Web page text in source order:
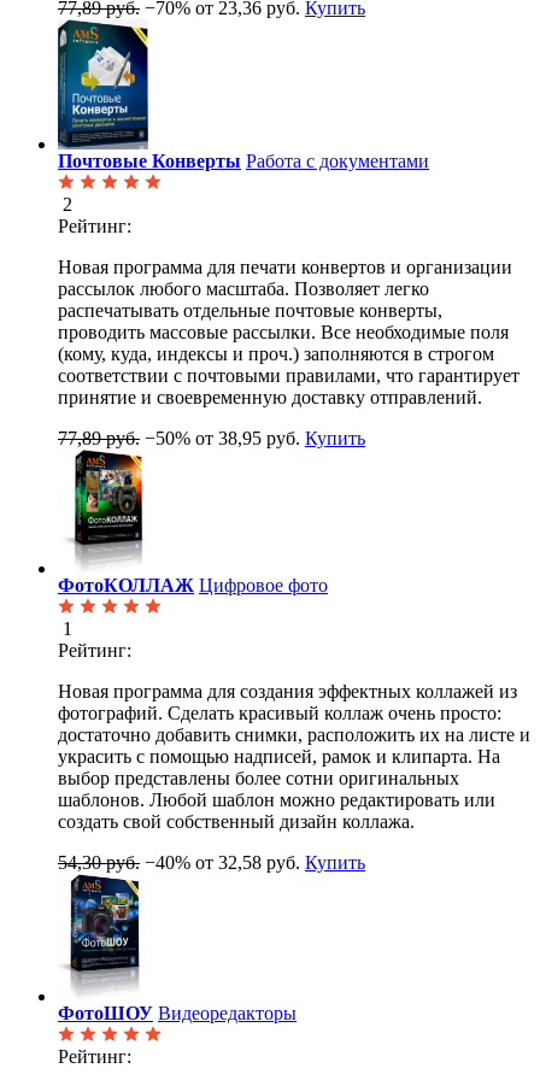
77,89 руб. −70% от 23,36 руб. Купить
Почтовые Конверты Работа с документами
2
Рейтинг:
Новая программа для печати конвертов и организации
рассылок любого масштаба. Позволяет легко
распечатывать отдельные почтовые конверты,
проводить массовые рассылки. Все необходимые поля
(кому, куда, индексы и проч.) заполняются в строгом
соответствии с почтовыми правилами, что гарантирует
принятие и своевременную доставку отправлений.
77,89 руб. −50% от 38,95 руб. Купить
ФотоКОЛЛАЖ Цифровое фото
1
Рейтинг:
Новая программа для создания эффектных коллажей из
фотографий. Сделать красивый коллаж очень просто:
достаточно добавить снимки, расположить их на листе и
украсить с помощью надписей, рамок и клипарта. На
выбор представлены более сотни оригинальных
шаблонов. Любой шаблон можно редактировать или
создать свой собственный дизайн коллажа.
54,30 руб. −40% от 32,58 руб. Купить
ФотоШОУ Видеоредакторы
Рейтинг: